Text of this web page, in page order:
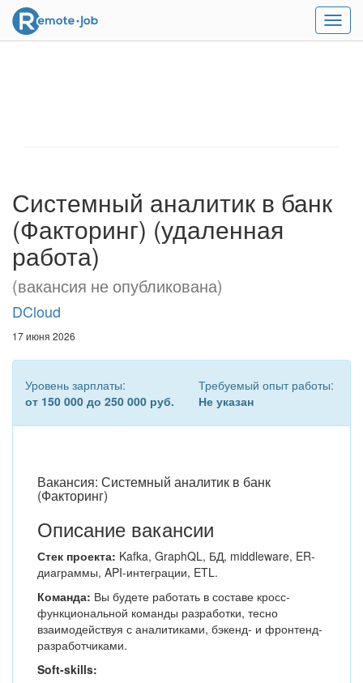
Меню
Системный аналитик в банк
(Факторинг) (удаленная
работа)
(вакансия не опубликована)
DCloud
17 июня 2026
Уровень зарплаты:
от 150 000 до 250 000 руб.
Требуемый опыт работы:
Не указан
Вакансия: Системный аналитик в банк
(Факторинг)
Описание вакансии
Стек проекта: Kafka, GraphQL, БД, middleware, ER-
диаграммы, API-интеграции, ETL.
Команда: Вы будете работать в составе кросс-
функциональной команды разработки, тесно
взаимодействуя с аналитиками, бэкенд- и фронтенд-
разработчиками.
Soft-skills: